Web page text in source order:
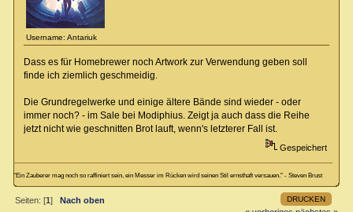
Username: Antariuk
Dass es für Homebrewer noch Artwork zur Verwendung geben soll
finde ich ziemlich geschmeidig.
Die Grundregelwerke und einige ältere Bände sind wieder - oder
immer noch? - im Sale bei Modiphius. Zeigt ja auch dass die Reihe
jetzt nicht wie geschnitten Brot lauft, wenn's letzterer Fall ist.
Gespeichert
"Ein Zauberer mag noch so raffiniert sein, ein Messer im Rücken wird seinen Stil ernsthaft versauen." - Steven Brust
DRUCKEN
Seiten: [1]
Nach oben